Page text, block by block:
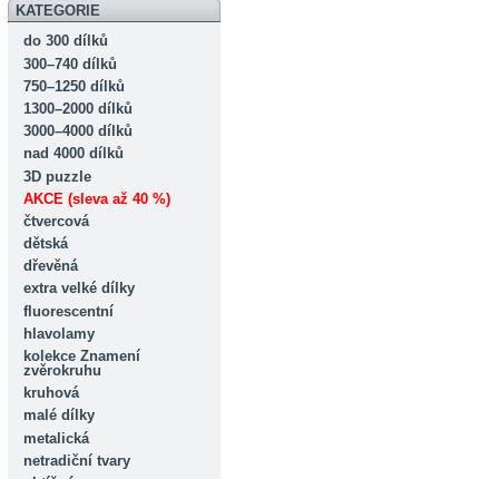
KATEGORIE
do 300 dílků
300–740 dílků
750–1250 dílků
1300–2000 dílků
3000–4000 dílků
nad 4000 dílků
3D puzzle
AKCE (sleva až 40 %)
čtvercová
dětská
dřevěná
extra velké dílky
fluorescentní
hlavolamy
kolekce Znamení
zvěrokruhu
kruhová
malé dílky
metalická
netradiční tvary